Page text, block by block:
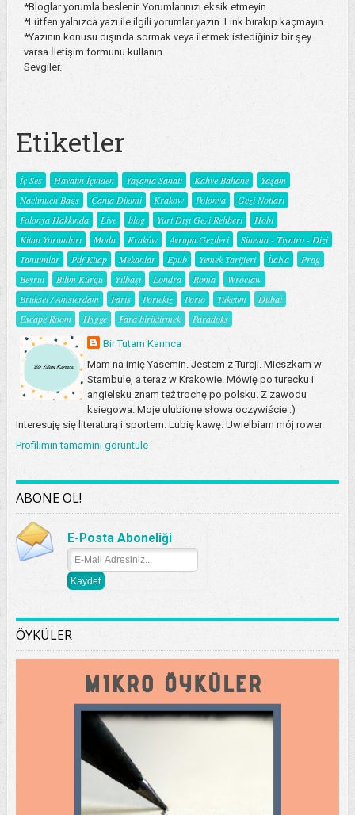
*Bloglar yorumla beslenir. Yorumlarınızı eksik etmeyin.
*Lütfen yalnızca yazı ile ilgili yorumlar yazın. Link bırakıp kaçmayın.
*Yazının konusu dışında sormak veya iletmek istediğiniz bir şey
varsa İletişim formunu kullanın.
Sevgiler.
Etiketler
İç Ses Hayatın İçinden Yaşama Sanatı Kahve Bahane
Yaşam
Nachnuch Bags
Çanta Dikimi Krakow Polonya
Gezi Notları
Polonya Hakkında
Live blog Yurt Dışı Gezi Rehberi
Hobi
Kitap Yorumları
Moda Kraków Avrupa Gezileri
Sinema - Tiyatro - Dizi
Tanıtımlar
Pdf Kitap Mekanlar Epub Yemek Tarifleri İtalya
Prag
Beyrut
Bilim Kurgu Yılbaşı Londra Roma
Wroclaw
Brüksel / Amsterdam
Paris Portekiz Porto Tüketim
Dubai
Escape Room
Hygge Para biriktirmek Paradoks
Bir Tutam Karınca
Mam na imię Yasemin. Jestem z Turcji. Mieszkam w
Stambule, a teraz w Krakowie. Mówię po turecku i
angielsku znam też trochę po polsku. Z zawodu
ksiegowa. Moje ulubione słowa oczywiście :)
Interesuję się literaturą i sportem. Lubię kawę. Uwielbiam mój rower.
Profilimin tamamını görüntüle
ABONE OL!
E-Posta Aboneliği
ÖYKÜLER